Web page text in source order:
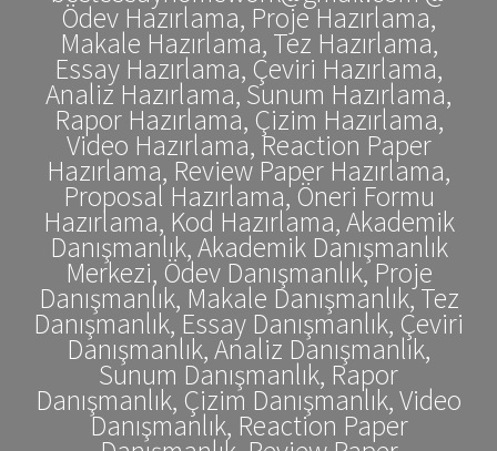
Ödev Hazırlama, Proje Hazırlama,
Makale Hazırlama, Tez Hazırlama,
Essay Hazırlama, Çeviri Hazırlama,
Analiz Hazırlama, Sunum Hazırlama,
Rapor Hazırlama, Çizim Hazırlama,
Video Hazırlama, Reaction Paper
Hazırlama, Review Paper Hazırlama,
Proposal Hazırlama, Öneri Formu
Hazırlama, Kod Hazırlama, Akademik
Danışmanlık, Akademik Danışmanlık
Merkezi, Ödev Danışmanlık, Proje
Danışmanlık, Makale Danışmanlık, Tez
Danışmanlık, Essay Danışmanlık, Çeviri
Danışmanlık, Analiz Danışmanlık,
Sunum Danışmanlık, Rapor
Danışmanlık, Çizim Danışmanlık, Video
Danışmanlık, Reaction Paper